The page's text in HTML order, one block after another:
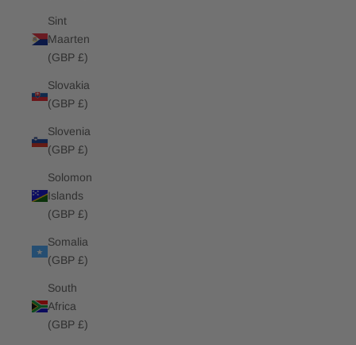
Sint
Maarten
(GBP £)
Slovakia
(GBP £)
Slovenia
(GBP £)
Solomon
Islands
(GBP £)
Somalia
(GBP £)
South
Africa
(GBP £)